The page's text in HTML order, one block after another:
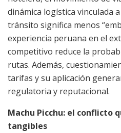
dinámica logística vinculada
tránsito significa menos
experiencia peruana en el
competitivo reduce la
rutas. Además,
tarifas y su aplicación
regulatoria y reputacional.
Machu Picchu: el conflicto
tangibles